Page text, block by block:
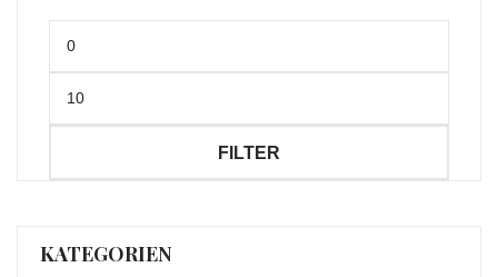
Preis
Preis
FILTER
KATEGORIEN